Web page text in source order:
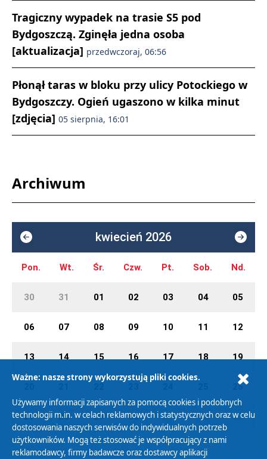
Tragiczny wypadek na trasie S5 pod
Bydgoszczą. Zginęła jedna osoba
[aktualizacja] przedwczoraj, 06:56
Płonął taras w bloku przy ulicy Potockiego w
Bydgoszczy. Ogień ugaszono w kilka minut
[zdjęcia] 05 sierpnia, 16:01
Archiwum
kwiecień 2026
Pon. Wt. Śr. Czw. Pt. Sob. Nd.
30 31 01 02 03 04 05
06 07 08 09 10 11 12
13 14 15 16 17 18 19
26
27 28 29 30 01 02 03
Ważne: nasze strony wykorzystują pliki cookies.
Używamy informacji zapisanych za pomocą cookies i podobnych
technologii m.in. w celach reklamowych i statystycznych oraz w celu
dostosowania naszych serwisów do indywidualnych potrzeb
użytkowników. Mogą też stosować je współpracujący z nami
reklamodawcy, firmy badawcze oraz dostawcy aplikacji